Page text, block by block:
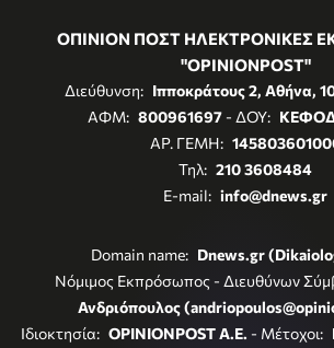
ΟΠΙΝΙΟΝ ΠΟΣΤ ΗΛΕΚΤΡΟΝΙΚΕΣ
"OPINIONPOST"
Διεύθυνση: Ιπποκράτους 2, Αθήνα,
ΑΦΜ: 800961697- ΔΟΥ:
ΑΡ. ΓΕΜΗ:
Τηλ: 210 3608484
E-mail: info@dnews.gr
Domain name: Dnews.gr
Νόμιμος Εκπρόσωπος - Διευθύνων
Ανδριόπουλος
Ιδιοκτησία: OPINIONPOST A.E. - Μέτοχοι: